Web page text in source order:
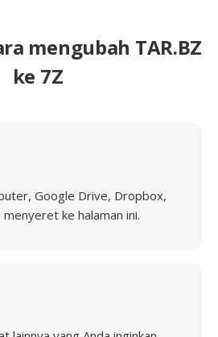
mengubah TAR.BZ
ke 7Z
Google Drive, Dropbox,
ke halaman ini.